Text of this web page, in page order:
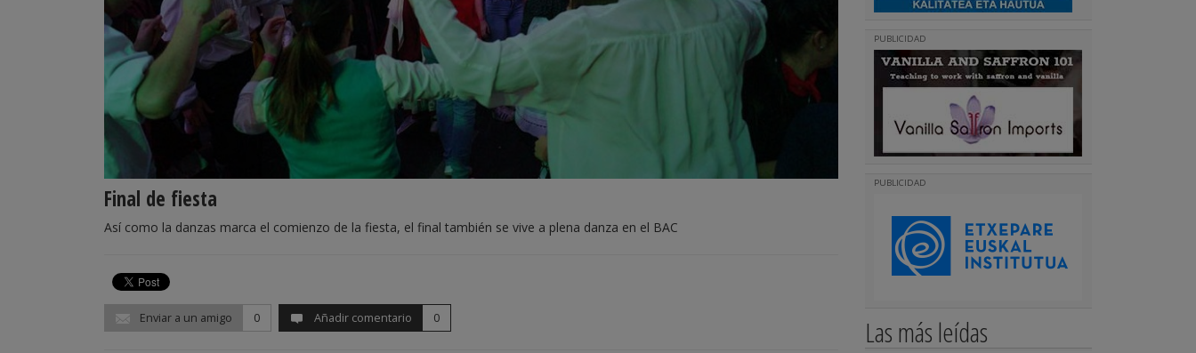
Final de fiesta
Así como la danzas marca el comienzo de la fiesta, el final también se vive a plena danza en el BAC
Enviar a un amigo 0 Añadir comentario 0
PUBLICIDAD
PUBLICIDAD
Las más leídas